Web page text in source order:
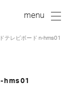
テレビボード n-hms01
hms01